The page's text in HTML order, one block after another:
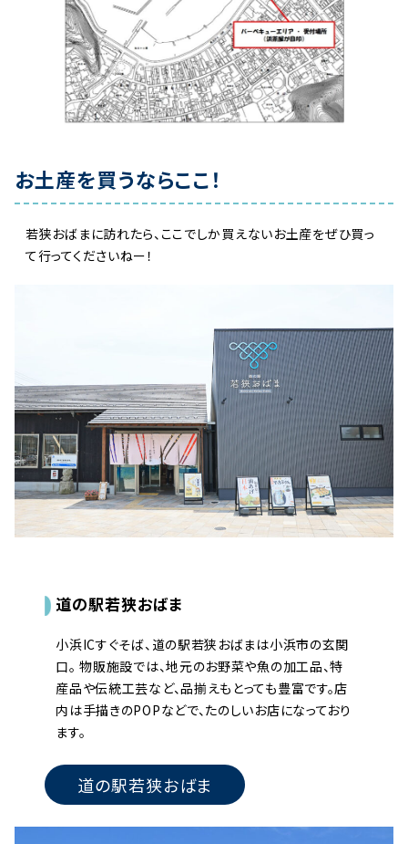
お土産を買うならここ！
若狭おばまに訪れたら、ここでしか買えないお土産をぜひ買っ
て行ってくださいねー！
道の駅若狭おばま
小浜ICすぐそば、道の駅若狭おばまは小浜市の玄関
口。 物販施設では、地元のお野菜や魚の加工品、特
産品や伝統工芸など、品揃えもとっても豊富です。店
内は手描きのPOPなどで、たのしいお店になっており
ます。
道の駅若狭おばま